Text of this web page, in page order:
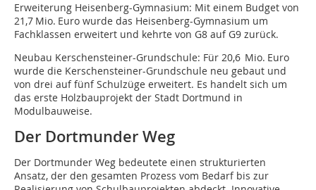
Erweiterung Heisenberg-Gymnasium: Mit einem Budget von
21,7 Mio. Euro wurde das Heisenberg-Gymnasium um
Fachklassen erweitert und kehrte von G8 auf G9 zurück.
Neubau Kerschensteiner-Grundschule: Für 20,6 Mio. Euro
wurde die Kerschensteiner-Grundschule neu gebaut und
von drei auf fünf Schulzüge erweitert. Es handelt sich um
das erste Holzbauprojekt der Stadt Dortmund in
Modulbauweise.
Der Dortmunder Weg
Der Dortmunder Weg bedeutete einen strukturierten
Ansatz, der den gesamten Prozess vom Bedarf bis zur